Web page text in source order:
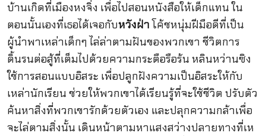
บ้านเกิดที่เมืองหงจิ่ง เพื่อไปสอนหนังสือให้เด็กแทน ใน
ตอนนั้นเองที่เธอได้เจอกับหวังฝ่าโค้ชหนุ่มฝีมือดีที่เป็น
ผู้นำพาเหล่าเด็กๆ ไล่ล่าตามฝันของพวกเขา ชีวิตการ
ดิ้นรนต่อสู้ที่เต็มไปด้วยความกระตือรือร้น หลินหว่านซิง
ใช้การสอนแบบอิสระ เพื่อปลูกฝังความเป็นอิสระให้กับ
เหล่านักเรียน ช่วยให้พวกเขาได้เรียนรู้ที่จะใช้ชีวิต ปรับตัว
ค้นหาสิ่งที่พวกเขารักด้วยตัวเอง และปลุกความกล้าเพื่อ
จะไล่ตามสิ่งนั้น เดินหน้าตามหาแสงสว่างปลายทางที่เห